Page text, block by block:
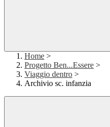
Home >
Progetto Ben...Essere >
Viaggio dentro >
Archivio sc. infanzia